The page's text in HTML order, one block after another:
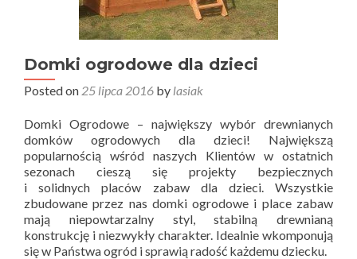
Domki ogrodowe dla dzieci
Posted on 25 lipca 2016 by lasiak
Domki Ogrodowe – największy wybór drewnianych
domków ogrodowych dla dzieci! Największą
popularnością wśród naszych Klientów w ostatnich
sezonach cieszą się projekty bezpiecznych
i solidnych placów zabaw dla dzieci. Wszystkie
zbudowane przez nas domki ogrodowe i place zabaw
mają niepowtarzalny styl, stabilną drewnianą
konstrukcję i niezwykły charakter. Idealnie wkomponują
się w Państwa ogród i sprawią radość każdemu dziecku.